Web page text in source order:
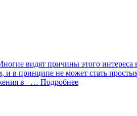
видят причины этого
в принципе не может стать
в
… Подробнее